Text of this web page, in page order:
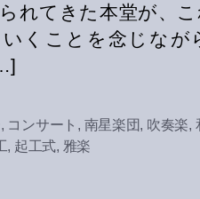
れてきた本堂が、
くことを念じなが
, コンサート , 南星楽団, 吹奏楽,
, 起工式, 雅楽